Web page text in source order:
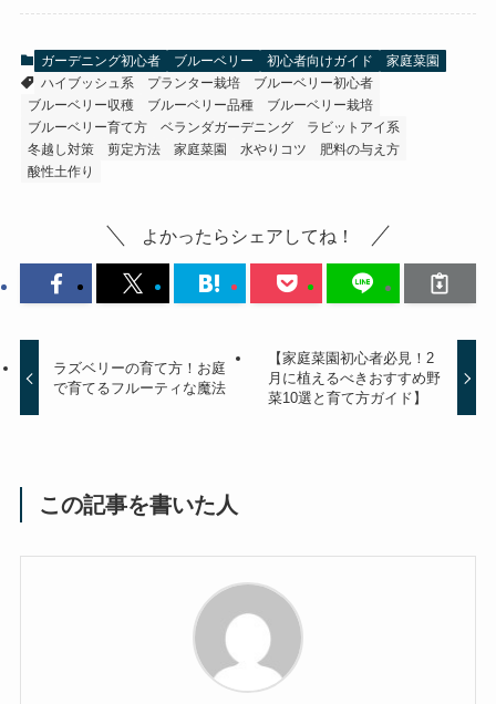
ガーデニング初心者 ブルーベリー 初心者向けガイド
家庭菜園
ハイブッシュ系
プランター栽培
ブルーベリー初心者
ブルーベリー収穫
ブルーベリー品種
ブルーベリー栽培
ブルーベリー育て方
ベランダガーデニング
ラビットアイ系
冬越し対策
剪定方法 家庭菜園 水やりコツ
肥料の与え方
酸性土作り
よかったらシェアしてね！
ラズベリーの育て方！お庭
で育てるフルーティな魔法
【家庭菜園初心者必見！2
月に植えるべきおすすめ野
菜10選と育て方ガイド】
この記事を書いた人